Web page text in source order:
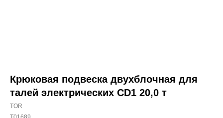
Крюковая подвеска двухблочная для
талей электрических CD1 20,0 т
TOR